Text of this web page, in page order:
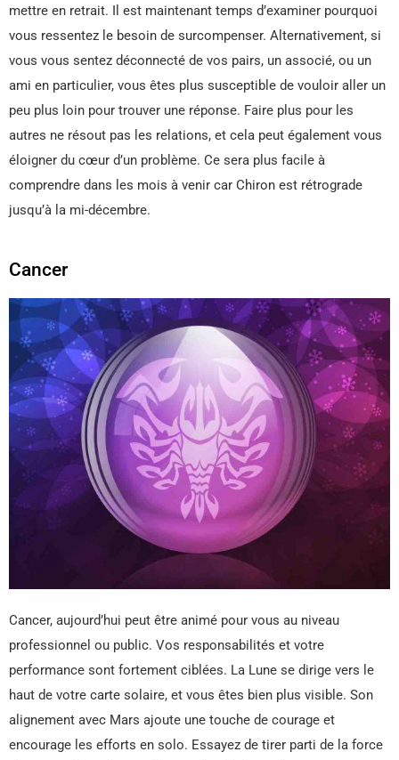
mettre en retrait. Il est maintenant temps d’examiner pourquoi
vous ressentez le besoin de surcompenser. Alternativement, si
vous vous sentez déconnecté de vos pairs, un associé, ou un
ami en particulier, vous êtes plus susceptible de vouloir aller un
peu plus loin pour trouver une réponse. Faire plus pour les
autres ne résout pas les relations, et cela peut également vous
éloigner du cœur d’un problème. Ce sera plus facile à
comprendre dans les mois à venir car Chiron est rétrograde
jusqu’à la mi-décembre.
Cancer
Cancer, aujourd’hui peut être animé pour vous au niveau
professionnel ou public. Vos responsabilités et votre
performance sont fortement ciblées. La Lune se dirige vers le
haut de votre carte solaire, et vous êtes bien plus visible. Son
alignement avec Mars ajoute une touche de courage et
encourage les efforts en solo. Essayez de tirer parti de la force